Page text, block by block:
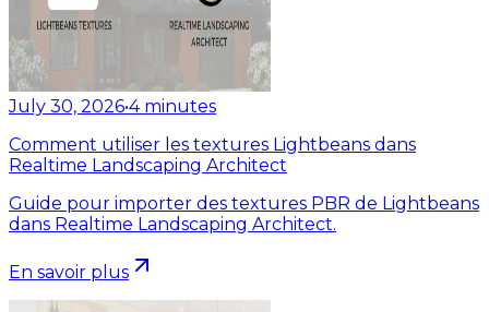
July 30, 2026•4 minutes
Comment utiliser les textures Lightbeans dans
Realtime Landscaping Architect
Guide pour importer des textures PBR de Lightbeans
dans Realtime Landscaping Architect.
En savoir plus